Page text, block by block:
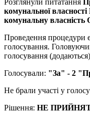
Розглянули питатання
комунальної
комунальну власність
Проведення процедури
голосування.
голосування
Голосували: "За" - 2
Не брали участі у
Рішення: НЕ